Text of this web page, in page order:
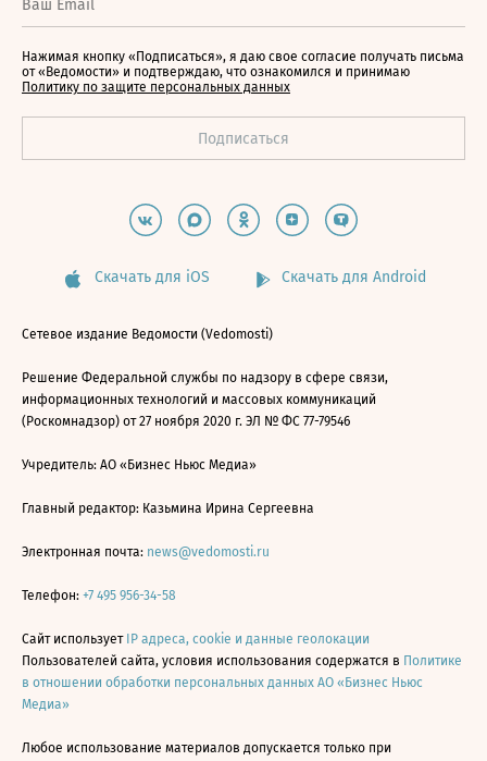
Нажимая кнопку «Подписаться», я даю свое согласие получать письма
от «Ведомости» и подтверждаю, что ознакомился и принимаю
Политику по защите персональных данных
Скачать для iOS Скачать для Android
Сетевое издание Ведомости (Vedomosti)
Решение Федеральной службы по надзору в сфере связи,
информационных технологий и массовых коммуникаций
(Роскомнадзор) от 27 ноября 2020 г. ЭЛ № ФС 77-79546
Учредитель: АО «Бизнес Ньюс Медиа»
Главный редактор: Казьмина Ирина Сергеевна
Электронная почта: news@vedomosti.ru
Телефон: +7 495 956-34-58
Сайт использует IP адреса, cookie и данные геолокации
Пользователей сайта, условия использования содержатся в Политике
в отношении обработки персональных данных АО «Бизнес Ньюс
Медиа»
Любое использование материалов допускается только при